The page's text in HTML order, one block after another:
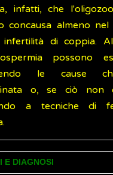
infatti, che
concausa almeno
infertilità di coppia.
possono
le cause
o, se ciò non
a tecniche di
E DIAGNOSI